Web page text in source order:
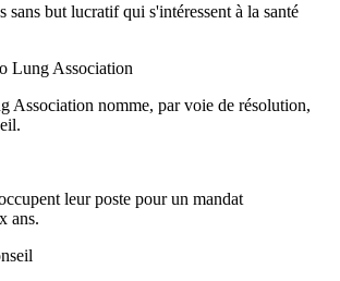
but lucratif qui s'intéressent à la santé
Lung Association
nomme, par voie de résolution,
leur poste pour un mandat
ans.